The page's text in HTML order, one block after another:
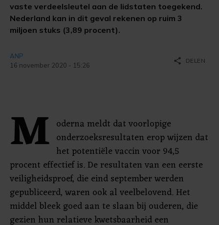
vaste verdeelsleutel aan de lidstaten toegekend.
Nederland kan in dit geval rekenen op ruim 3
miljoen stuks (3,89 procent).
ANP
16 november 2020 - 15:26
share DELEN
M oderna meldt dat voorlopige
onderzoeksresultaten erop wijzen dat
het potentiële vaccin voor 94,5
procent effectief is. De resultaten van een eerste
veiligheidsproef, die eind september werden
gepubliceerd, waren ook al veelbelovend. Het
middel bleek goed aan te slaan bij ouderen, die
gezien hun relatieve kwetsbaarheid een